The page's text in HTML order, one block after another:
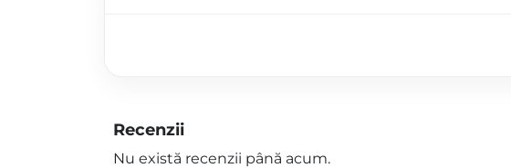
Recenzii
Nu există recenzii până acum.